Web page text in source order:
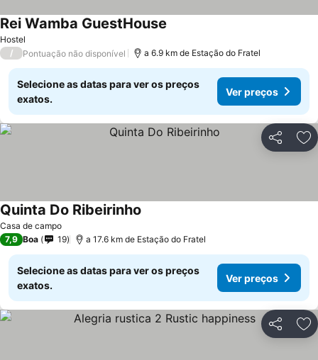
Hostel
Rei Wamba GuestHouse
/ Pontuação não disponível a 6.9 km de Estação do Fratel
Selecione as datas para ver os preços
exatos.
Ver preços
Partilhar
Casa de campo
Quinta Do Ribeirinho
7,9 Boa 19 a 17.6 km de Estação do Fratel
Selecione as datas para ver os preços
exatos.
Ver preços
Partilhar